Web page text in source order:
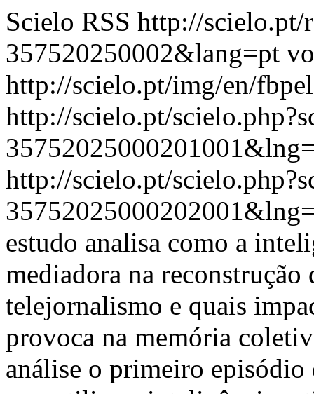
Scielo RSS http://scielo.pt/
357520250002&lang=pt
http://scielo.pt/img/en/
http://scielo.pt/
http://scielo.pt/
estudo analisa como a
mediadora na
telejornalismo e quais
provoca na memória
análise o primeiro